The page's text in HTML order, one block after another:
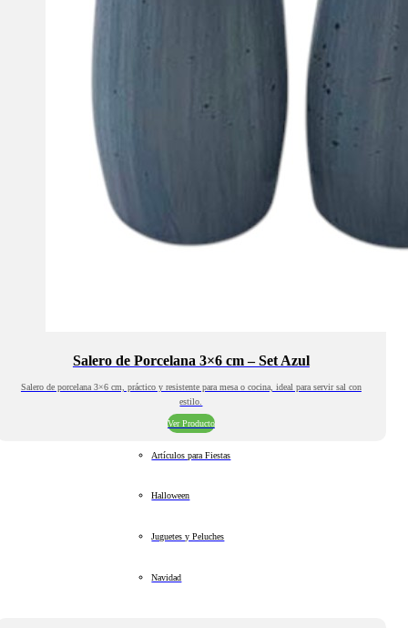
Salero de Porcelana 3×6 cm – Set Azul
Salero de porcelana 3×6 cm, práctico y resistente para mesa o cocina, ideal para servir sal con
estilo.
Ver Producto
Artículos para Fiestas
Halloween
Juguetes y Peluches
Navidad